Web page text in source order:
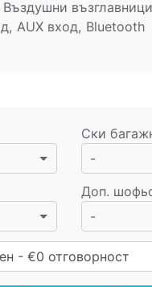
AUX вход, Bluetooth
Ски
-
Доп.
-
- €0 отговорност